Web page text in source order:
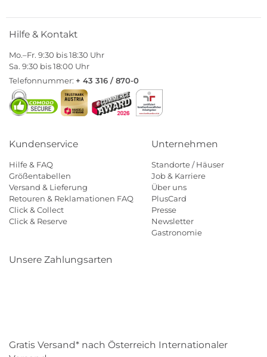
Hilfe & Kontakt
Mo.–Fr. 9:30 bis 18:30 Uhr
Sa. 9:30 bis 18:00 Uhr
Telefonnummer: + 43 316 / 870-0
Kundenservice
Hilfe & FAQ
Größentabellen
Versand & Lieferung
Retouren & Reklamationen FAQ
Click & Collect
Click & Reserve
Unternehmen
Standorte / Häuser
Job & Karriere
Über uns
PlusCard
Presse
Newsletter
Gastronomie
Unsere Zahlungsarten
Gratis Versand* nach Österreich Internationaler